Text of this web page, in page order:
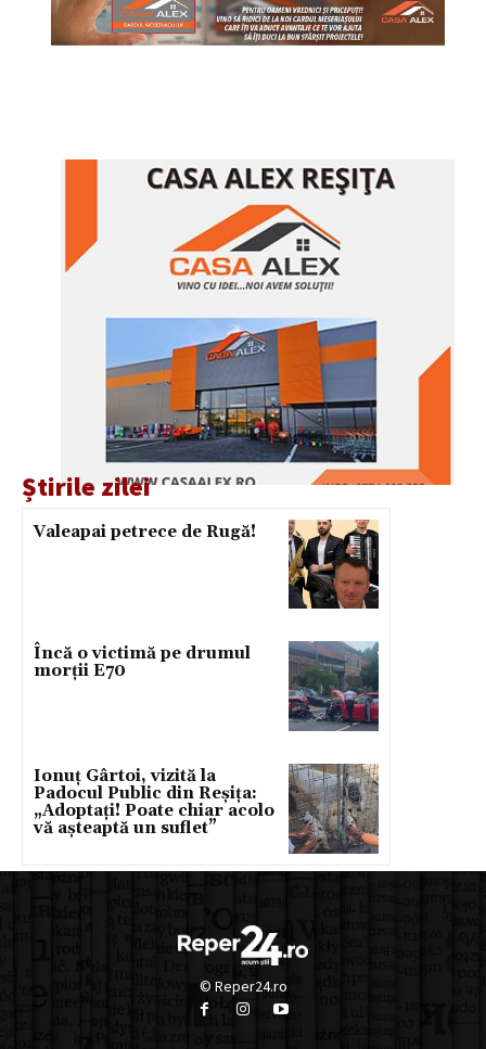
Știrile zilei
Valeapai petrece de Rugă!
Încă o victimă pe drumul
morții E70
Ionuț Gârtoi, vizită la
Padocul Public din Reșița:
„Adoptați! Poate chiar acolo
vă așteaptă un suflet”
© Reper24.ro